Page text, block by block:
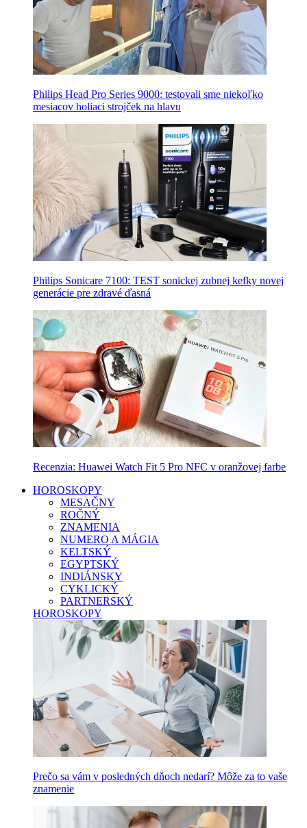
Philips Head Pro Series 9000: testovali sme niekoľko
mesiacov holiaci strojček na hlavu
Philips Sonicare 7100: TEST sonickej zubnej kefky novej
generácie pre zdravé ďasná
Recenzia: Huawei Watch Fit 5 Pro NFC v oranžovej farbe
HOROSKOPY
MESAČNY
ROČNÝ
ZNAMENIA
NUMERO A MÁGIA
KELTSKÝ
EGYPTSKÝ
INDIÁNSKY
CYKLICKÝ
PARTNERSKÝ
HOROSKOPY
Prečo sa vám v posledných dňoch nedarí? Môže za to vaše
znamenie